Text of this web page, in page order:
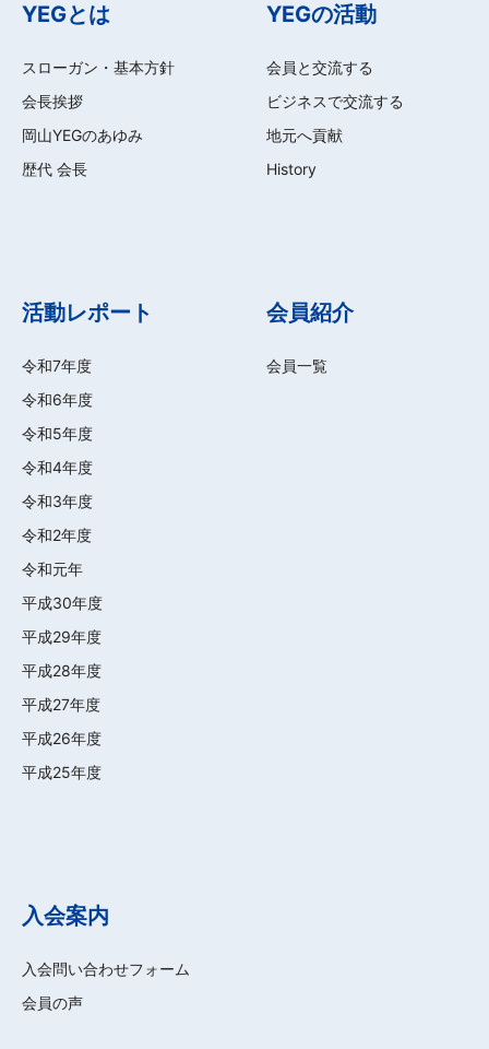
YEGとは
スローガン・基本方針
会長挨拶
岡山YEGのあゆみ
歴代 会長
YEGの活動
会員と交流する
ビジネスで交流する
地元へ貢献
History
活動レポート
令和7年度
令和6年度
令和5年度
令和4年度
令和3年度
令和2年度
令和元年
平成30年度
平成29年度
平成28年度
平成27年度
平成26年度
平成25年度
会員紹介
会員一覧
入会案内
入会問い合わせフォーム
会員の声